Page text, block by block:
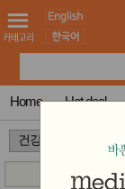
도 어린이
청소년
컬러링
북
한국학
습지
미국학
MissyShop
Login
Home Hot deal